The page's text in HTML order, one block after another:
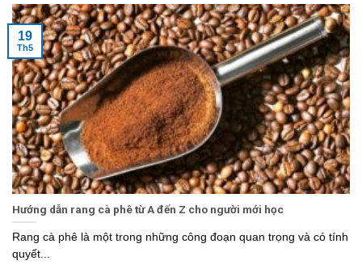
Hướng dẫn rang cà phê từ A đến Z cho người mới học
Rang cà phê là một trong những công đoạn quan trọng và có tính
quyết...
19
Th5